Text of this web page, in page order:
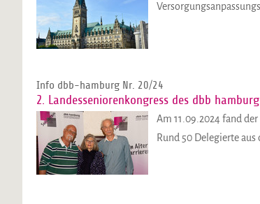
Info dbb-hamburg Nr. 20/24
2. Landesseniorenkongress des dbb
Am 11.09.2024 fand
Rund 50 Delegierte aus